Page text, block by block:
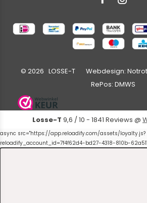
© 2026 LOSSE-T Webdesign:
RePos: DMWS
Losse-T 9,6 / 10 - 1841 Reviews @
async src="https://app.reloadify.com/assets/loyalty.js?
reloadify_account_id=7f4f62d4-bd27-4318-810b-